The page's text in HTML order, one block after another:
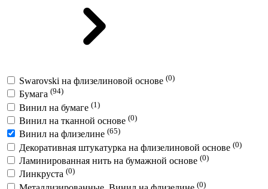
Swarovski на флизелиновой основе (0)
Бумага (94)
Винил на бумаге (1)
Винил на тканной основе (0)
Винил на флизелине (65)
Декоративная штукатурка на флизелиновой основе (0)
Ламинированная нить на бумажной основе (0)
Линкруста (0)
(0)